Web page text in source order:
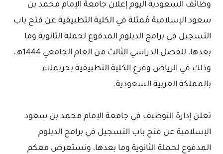
وظائف السعودية اليوم إعلان جامعة الإمام محمد بن
سعود الإسلامية مُمثلة في الكلية التطبيقية عن فتح باب
التسجيل في برامج الدبلوم المدفوع لحملة الثانوية وما
بعدها، للفصل الدراسي الثالث من العام الجامعي 1444هـ،
وذلك في الرياض وفرع الكلية التطبيقية بحريملاء
بالمملكة العربية السعودية.
تعلن إدارة التوظيف في جامعة الإمام محمد بن سعود
الإسلامية عن فتح باب التسجيل في برامج الدبلوم
المدفوع لحملة الثانوية وما بعدها، ونستعرض معكم